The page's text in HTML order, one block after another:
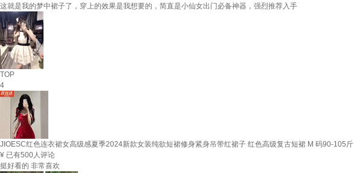
这就是我的梦中裙子了，穿上的效果是我想要的，简直是小仙女出门必备神器，强烈推荐入手
TOP
4
JIOESC红色连衣裙女高级感夏季2024新款女装纯欲短裙修身紧身吊带红裙子 红色高级复古短裙 M 码90-105斤
¥ 已有500人评论
挺好看的 非常喜欢